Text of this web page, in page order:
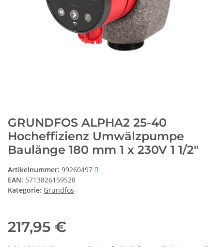
GRUNDFOS ALPHA2 25-40
Hocheffizienz Umwälzpumpe
Baulänge 180 mm 1 x 230V 1 1/2"
Artikelnummer: 99260497
EAN: 5713826159528
Kategorie: Grundfos
217,95 €